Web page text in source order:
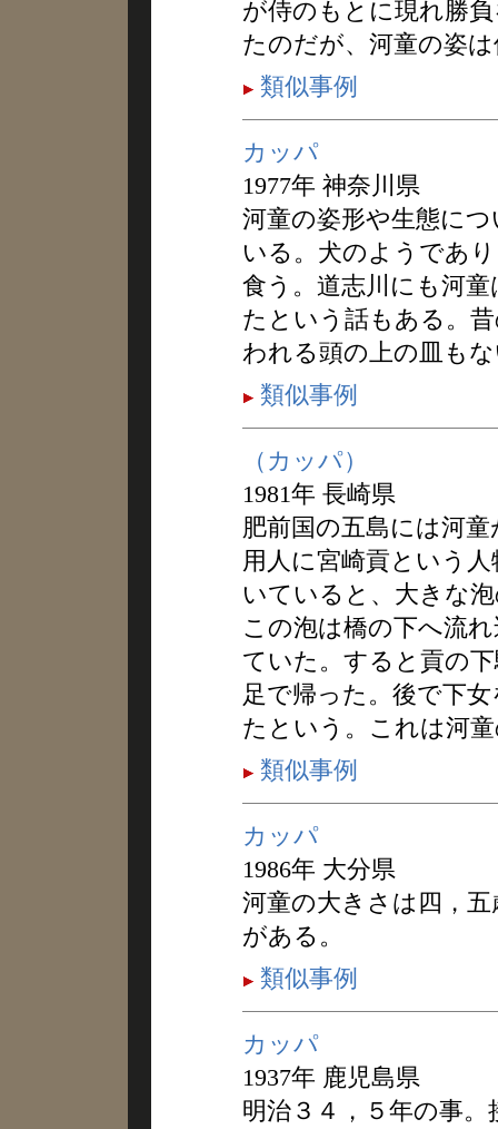
が侍のもとに現れ勝
たのだが、河童の姿
類似事例
カッパ
1977年 神奈川県
河童の姿形や生態に
いる。犬のようであ
食う。道志川にも河
たという話もある。
われる頭の上の皿も
類似事例
（カッパ）
1981年 長崎県
肥前国の五島には河
用人に宮崎貢という
いていると、大きな
この泡は橋の下へ流
ていた。すると貢の
足で帰った。後で下
たという。これは河
類似事例
カッパ
1986年 大分県
河童の大きさは四，
がある。
類似事例
カッパ
1937年 鹿児島県
明治３４，５年の事